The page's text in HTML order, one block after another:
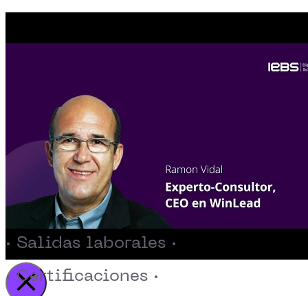
Activar reproducción del video
· Salidas laborales ·
· Certificaciones ·